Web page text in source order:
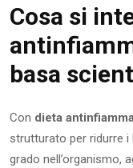
Cosa si
basa
Con dieta
strutturato per ridurre
grado nell’organismo,